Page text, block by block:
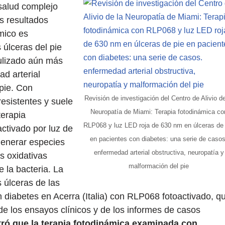
Revisión de investigación del Centro de Alivio
Neuropatía de Miami: Terapia fotodinámica
RLP068 y luz LED roja de 630 nm en úlceras
en pacientes con diabetes: una serie de
enfermedad arterial obstructiva, neuropatía y
malformación del pie
complejo
resultados
es
úlceras del pie
aún más
arterial
Con
y suele
por luz de
especies
oxidativas
la bacteria. La
úlceras de las
en Acerra (Italia) con RLP068 fotoactivado,
los ensayos clínicos y de los informes de casos